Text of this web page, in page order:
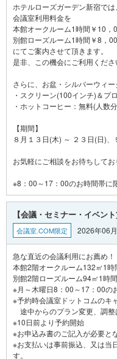
ホテルローズガーデン新宿で
会議室利用料金を
本館オークルーム1時間￥10，
別館ローズルーム1時間￥8，
にてご案内させて頂きます。
是非、この機会にご利用くださ
さらに、お盆・シルバーウィー
・スクリーン(100インチ)＆プ
・ホットコーヒー：無料(人数
【期間】
８月１３日(木) ～ ２３日(日)
お気軽にご相談をお待ちしてお
【会議・セミナー・イベン
会議室.COM限定 2026年06
急な直近の会議利用にお薦め！
本館2階オークルーム132㎡1
別館2階ローズルーム94㎡1時
※月～木曜日8：00～17：00の
※予約時会議室ドットコムのキ
途中からのプラン変更、調
※10日前より予約開始
※お申込み書のご記入が必要と
※お支払いは事前振込、又は当
す。